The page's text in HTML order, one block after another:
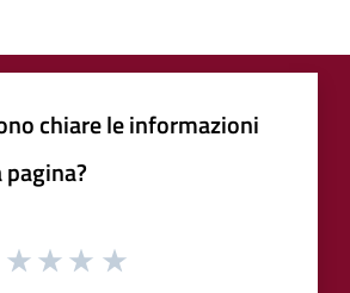
chiare le informazioni